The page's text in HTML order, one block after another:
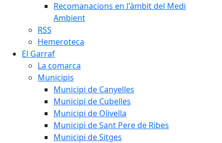
Recomanacions en l'àmbit del Medi
Ambient
RSS
Hemeroteca
El Garraf
La comarca
Municipis
Municipi de Canyelles
Municipi de Cubelles
Municipi de Olivella
Municipi de Sant Pere de Ribes
Municipi de Sitges